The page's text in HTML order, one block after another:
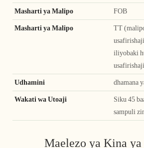
Masharti ya Malipo FOB
Masharti ya Malipo
TT
iliyobaki
Udhamini dhamana
Wakati wa Utoaji
Siku 45
sampuli
Maelezo ya Kina